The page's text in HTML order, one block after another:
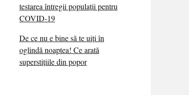
testarea întregii populații pentru
COVID-19
De ce nu e bine să te uiți în
oglindă noaptea! Ce arată
superstițiile din popor